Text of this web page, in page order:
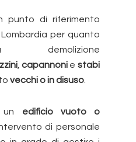
punto di riferimento
per quanto
, capannonie stabi
vecchi o in disuso
un edificio vuoto o
di personale